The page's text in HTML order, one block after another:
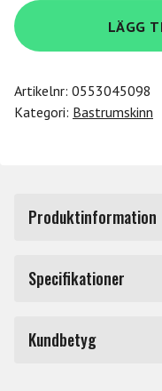
Evans
BD18EMADUV
mängd
LÄGG
Artikelnr: 0553045098
Kategori: Bastrumskinn
Produktinformation
18" bastrumskinn
UV EMAD har samma
Specifikationer
Kundbetyg